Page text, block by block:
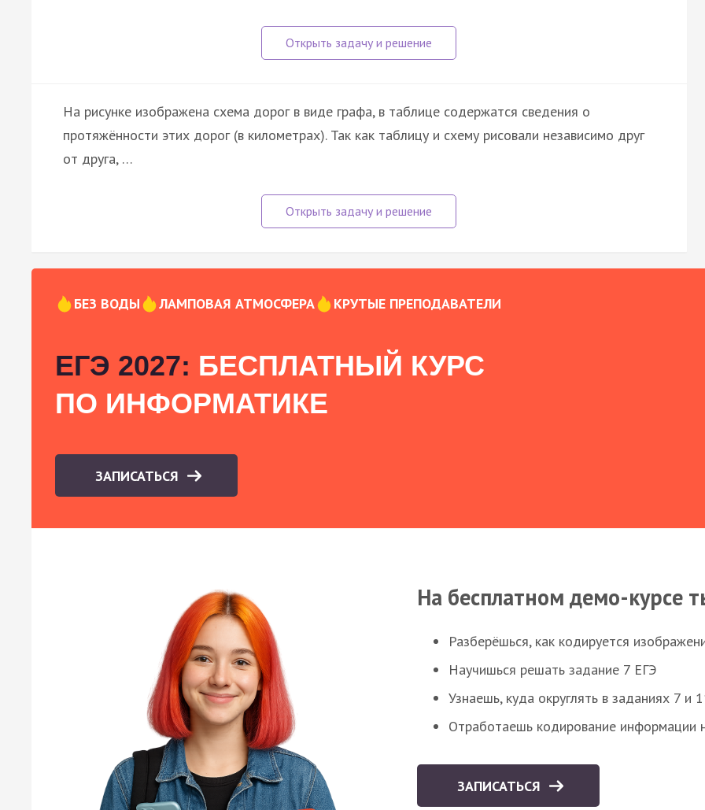
На рисунке изображена схема дорог в виде графа, в таблице содержатся сведения о
протяжённости этих дорог (в километрах). Так как таблицу и схему рисовали независимо друг
от друга, …
БЕЗ ВОДЫ ЛАМПОВАЯ АТМОСФЕРА КРУТЫЕ ПРЕПОДАВАТЕЛИ
ЕГЭ 2027: БЕСПЛАТНЫЙ КУРС
ПО ИНФОРМАТИКЕ
ЗАПИСАТЬСЯ
На бесплатном демо-курсе
Разберёшься, как кодируется
Научишься решать задание 7 ЕГЭ
Узнаешь, куда округлять в заданиях 7 и
Отработаешь кодирование информации
ЗАПИСАТЬСЯ